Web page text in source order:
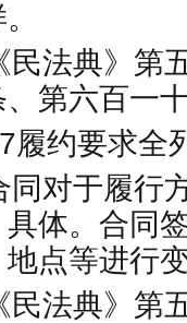
法典》第
、第六百一
约要求全
对于履行
具体。合同
地点等进行
法典》第